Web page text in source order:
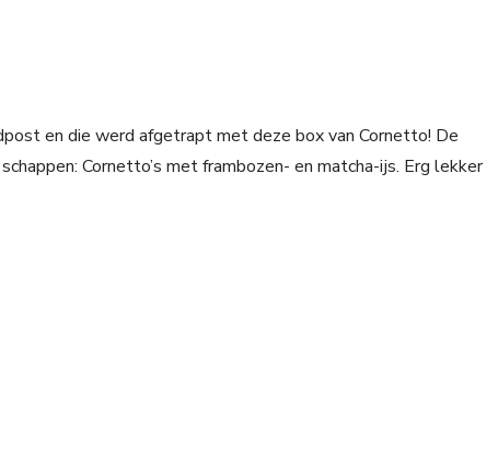
en die werd afgetrapt met deze box van Cornetto! De
Cornetto’s met frambozen- en matcha-ijs. Erg lekker